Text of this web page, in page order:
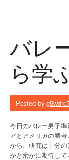
バレ
ら学
Posted by
今日のバレー男子
アとアメリカの勝
から、研究は十分
かと密かに期待して